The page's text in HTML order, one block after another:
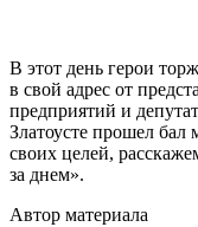
В этот день герои
в свой адрес от
предприятий и
Златоусте прошел бал
своих целей,
за днем».
Автор материала